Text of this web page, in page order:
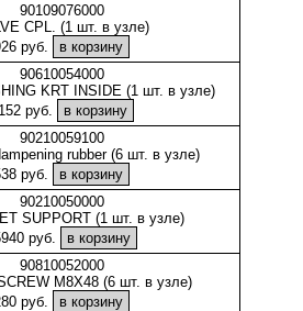
90109076000
CPL. (1 шт. в узле)
руб.
90610054000
KRT INSIDE (1 шт. в узле)
руб.
90210059100
rubber (6 шт. в узле)
руб.
90210050000
SUPPORT (1 шт. в узле)
руб.
90810052000
M8X48 (6 шт. в узле)
руб.